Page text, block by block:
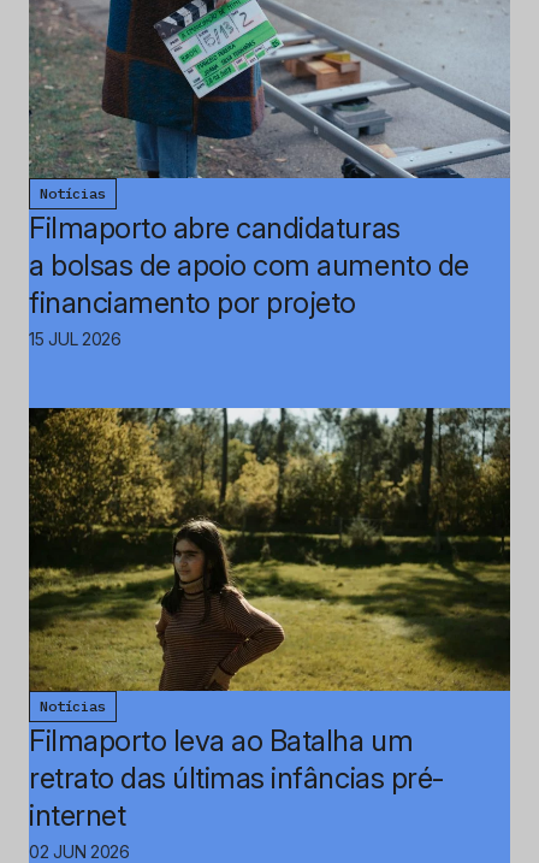
Notícias
Filmaporto abre candidaturas
a bolsas de apoio com aumento de
financiamento por projeto
15 JUL 2026
Notícias
Filmaporto leva ao Batalha um
retrato das últimas infâncias pré-
internet
02 JUN 2026